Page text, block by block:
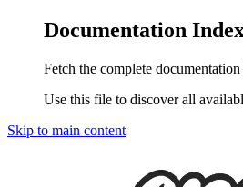
Documentation
Fetch the complete
Use this file to discover all
Skip to main content